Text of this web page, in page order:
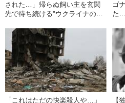
された…」帰らぬ飼い主を玄関
先で待ち続ける"ウクライナの忠
《不肖・宮嶋が見たウクライナ
の真実》
ゴ
た…
の
「これはただの快楽殺人や…」
【